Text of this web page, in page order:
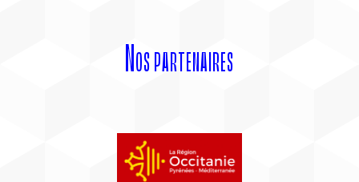
Nos partenaires